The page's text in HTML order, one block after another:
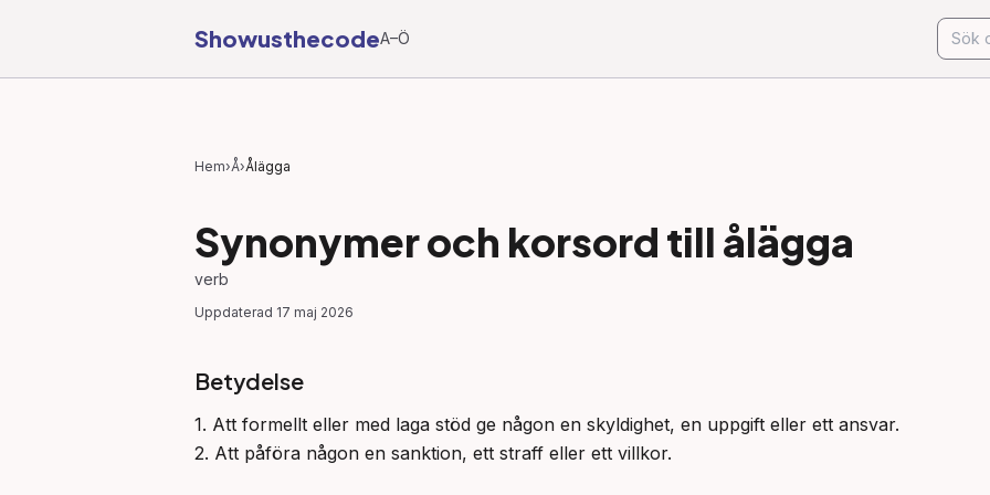
ShowusthecodeA–Ö
Hem›Å›Ålägga
Synonymer och korsord till ålägga
verb
Uppdaterad 17 maj 2026
Betydelse
1. Att formellt eller med laga stöd ge någon en skyldighet, en uppgift eller ett ansvar.
2. Att påföra någon en sanktion, ett straff eller ett villkor.